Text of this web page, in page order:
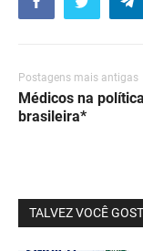
Postagens mais antigas
Médicos na política
brasileira*
TALVEZ VOCÊ